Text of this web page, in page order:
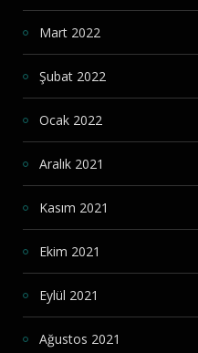
Mart 2022
Şubat 2022
Ocak 2022
Aralık 2021
Kasım 2021
Ekim 2021
Eylül 2021
Ağustos 2021